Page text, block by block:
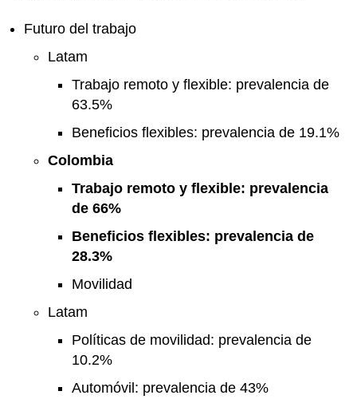
Futuro del trabajo
Latam
Trabajo remoto y flexible: prevalencia de
63.5%
Beneficios flexibles: prevalencia de 19.1%
Colombia
Trabajo remoto y flexible: prevalencia
de 66%
Beneficios flexibles: prevalencia de
28.3%
Movilidad
Latam
Políticas de movilidad: prevalencia de
10.2%
Automóvil: prevalencia de 43%